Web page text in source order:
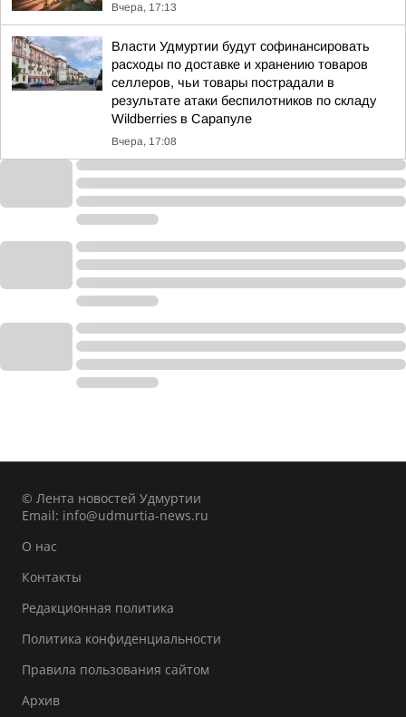
Вчера, 17:13
Власти Удмуртии будут софинансировать
расходы по доставке и хранению товаров
селлеров, чьи товары пострадали в
результате атаки беспилотников по складу
Wildberries в Сарапуле
Вчера, 17:08
© Лента новостей Удмуртии
Email: info@udmurtia-news.ru
О нас
Контакты
Редакционная политика
Политика конфиденциальности
Правила пользования сайтом
Архив